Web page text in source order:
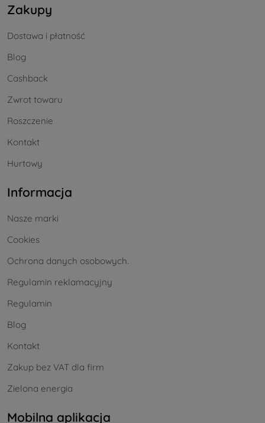
Zakupy
Dostawa i płatność
Blog
Cashback
Zwrot towaru
Roszczenie
Kontakt
Hurtowy
Informacja
Nasze marki
Cookies
Ochrona danych osobowych.
Regulamin reklamacyjny
Regulamin
Blog
Kontakt
Zakup bez VAT dla firm
Zielona energia
Mobilna aplikacja